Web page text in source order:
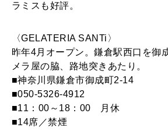
ラミスも好評。
〈GELATERIA SANTi〉
昨年4月オープン。鎌倉駅西口を御
メラ屋の脇、路地突きあたり。
■神奈川県鎌倉市御成町2-14
■050-5326-4912
■11：00～18：00 月休
■14席／禁煙